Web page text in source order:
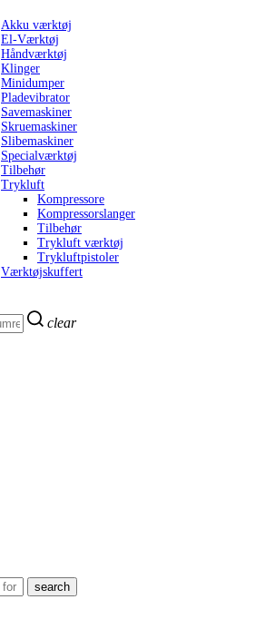
Akku værktøj
El-Værktøj
Håndværktøj
Klinger
Minidumper
Pladevibrator
Savemaskiner
Skruemaskiner
Slibemaskiner
Specialværktøj
Tilbehør
Trykluft
Kompressore
Kompressorslanger
Tilbehør
Trykluft værktøj
Trykluftpistoler
Værktøjskuffert
clear
search